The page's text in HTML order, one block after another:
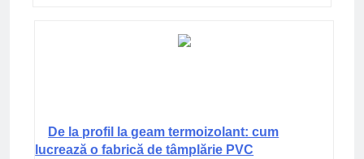
De la profil la geam termoizolant: cum
lucrează o fabrică de tâmplărie PVC